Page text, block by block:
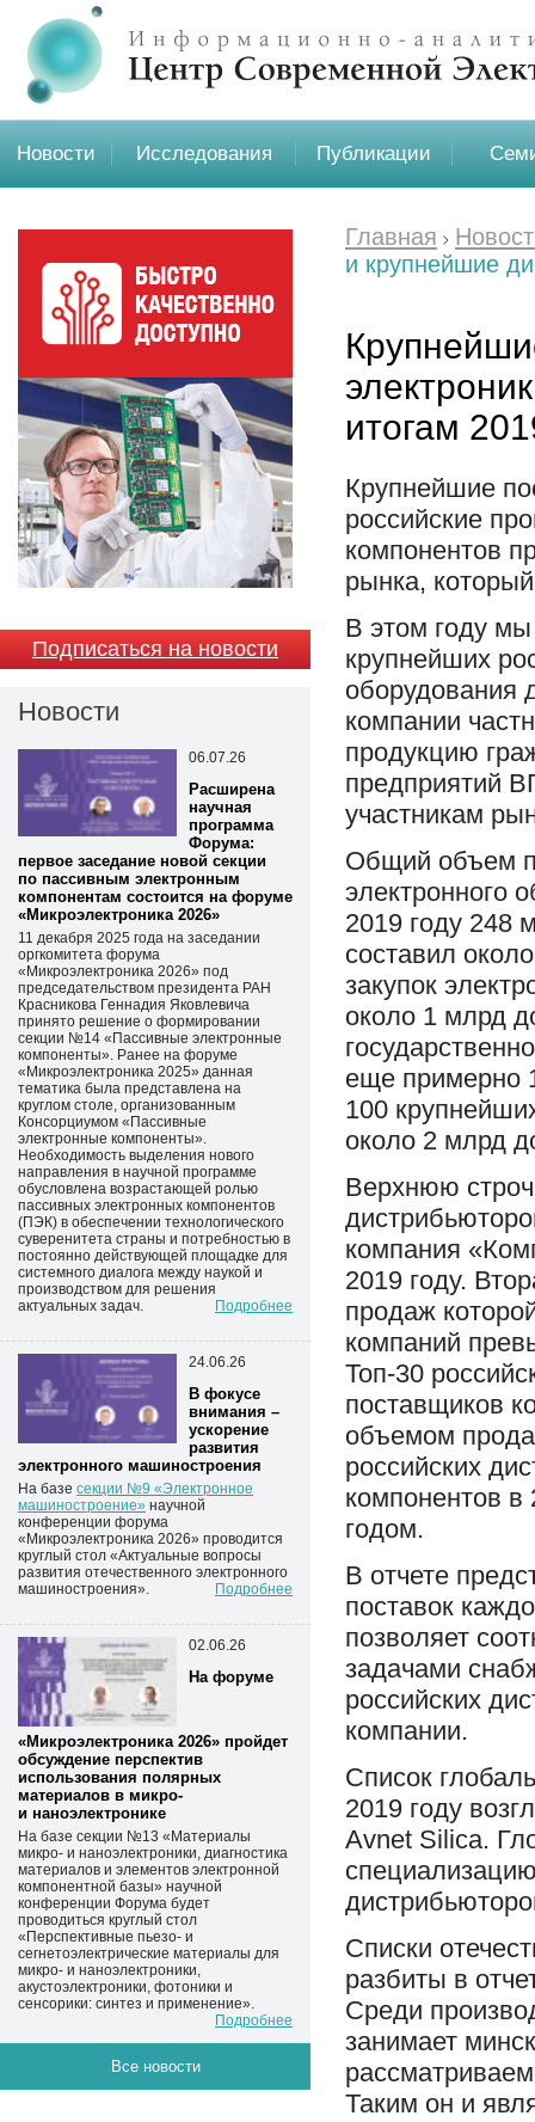
Новости Исследования Публикации
Подписаться на новости
Новости
06.07.26
Расширена
научная
программа
Форума:
первое заседание новой секции
по пассивным электронным
компонентам состоится на форуме
«Микроэлектроника 2026»
11 декабря 2025 года на заседании
оргкомитета форума
«Микроэлектроника 2026» под
председательством президента РАН
Красникова Геннадия Яковлевича
принято решение о формировании
секции №14 «Пассивные электронные
компоненты». Ранее на форуме
«Микроэлектроника 2025» данная
тематика была представлена на
круглом столе, организованным
Консорциумом «Пассивные
электронные компоненты».
Необходимость выделения нового
направления в научной программе
обусловлена возрастающей ролью
пассивных электронных компонентов
(ПЭК) в обеспечении технологического
суверенитета страны и потребностью в
постоянно действующей площадке для
системного диалога между наукой и
производством для решения
актуальных задач.
Подробнее
24.06.26
В фокусе
внимания –
ускорение
развития
электронного машиностроения
На базе секции №9 «Электронное
машиностроение» научной
конференции форума
«Микроэлектроника 2026» проводится
круглый стол «Актуальные вопросы
развития отечественного электронного
машиностроения».
Подробнее
02.06.26
На форуме
«Микроэлектроника 2026» пройдет
обсуждение перспектив
использования полярных
материалов в микро-
и наноэлектронике
На базе секции №13 «Материалы
микро- и наноэлектроники, диагностика
материалов и элементов электронной
компонентной базы» научной
конференции Форума будет
проводиться круглый стол
«Перспективные пьезо- и
сегнетоэлектрические материалы для
микро- и наноэлектроники,
акустоэлектроники, фотоники и
сенсорики: синтез и применение».
Подробнее
Все новости
Главная
и крупнейшие
итогам
Крупнейшие
российские
компонентов
рынка,
В этом году мы
крупнейших
оборудования
компании
продукцию
предприятий
участникам
Общий объем
электронного
2019 году 248
составил
закупок
около 1 млрд
еще примерно
100
около 2 млрд
Верхнюю
компания
2019 году.
продаж
компаний
Топ-30
поставщиков
объемом
российских
компонентов в
годом.
В отчете
поставок
позволяет
задачами
российских
компании.
Список
2019 году
Avnet Silica.
Списки
разбиты в
Среди
занимает
Таким он и